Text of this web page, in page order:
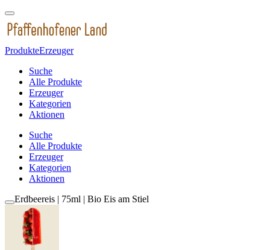
ProdukteErzeuger
Suche
Alle Produkte
Erzeuger
Kategorien
Aktionen
Suche
Alle Produkte
Erzeuger
Kategorien
Aktionen
Erdbeereis | 75ml | Bio Eis am Stiel